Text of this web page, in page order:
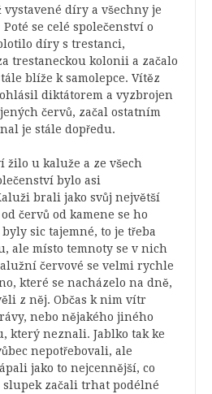
díry a všechny je
se celé společenství o
díry s trestanci,
trestaneckou kolonii a začalo
blíže k samolepce. Vítěz
diktátorem a vyzbrojen
červů, začal ostatním
je stále dopředu.
žilo u kaluže a ze všech
bylo asi
brali jako svůj největší
červů od kamene se ho
sic tajemné, to je třeba
ale místo temnoty se v nich
červové se velmi rychle
které se nacházelo na dně,
z něj. Občas k nim vítr
nebo nějakého jiného
který neznali. Jablko tak ke
nepotřebovali, ale
jako to nejcennější, co
začali trhat podélné